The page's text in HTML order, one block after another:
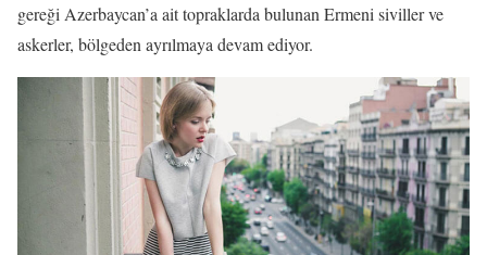
gereği Azerbaycan’a ait topraklarda bulunan Ermeni siviller ve
askerler, bölgeden ayrılmaya devam ediyor.